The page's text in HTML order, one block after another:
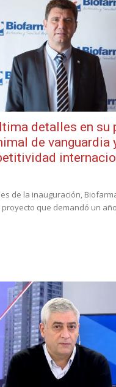
detalles en su
de vanguardia
de la inauguración,
que demandó un